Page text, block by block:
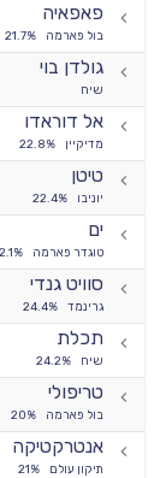
פאפאיה
בול פארמה 21.7%
גולדן בוי
שיח
אל דוראדו
מדיקיין 22.8%
טיטן
יוניבו 22.4%
ים
טוגדר פארמה
סוויט גנדי
גרינמד 24.4%
תכלת
שיח 24.2%
טריפולי
בול פארמה 20%
אנטרקטיקה
תיקון עולם 21%